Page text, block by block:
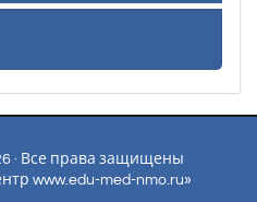
· Все права защищены
www.edu-med-nmo.ru»